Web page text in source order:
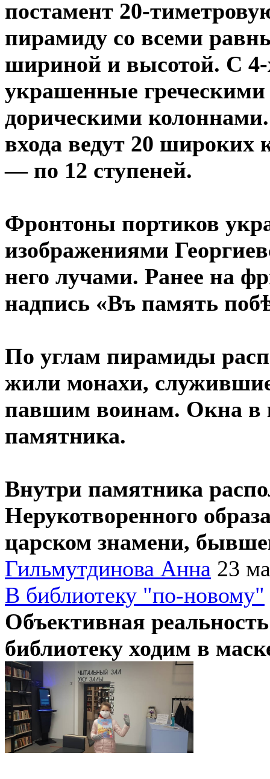
постамент 20-
пирамиду со всеми
шириной и высотой. С
украшенные
дорическими
входа ведут 20 широких
— по 12 ступеней.
Фронтоны портиков
изображениями
него лучами. Ранее на
надпись «Въ память
По углам пирамиды
жили монахи,
павшим воинам. Окна в
памятника.
Внутри памятника
Нерукотворенного
царском знамени,
Гильмутдинова Анна 23
В библиотеку "по-новому"
Объективная
библиотеку ходим в